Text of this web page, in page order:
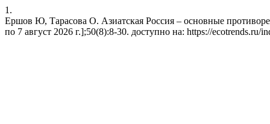
1.
Ершов Ю, Тарасова О. Азиатская Россия – основные
по 7 август 2026 г.];50(8):8-30. доступно на: https://ecotrends.ru/